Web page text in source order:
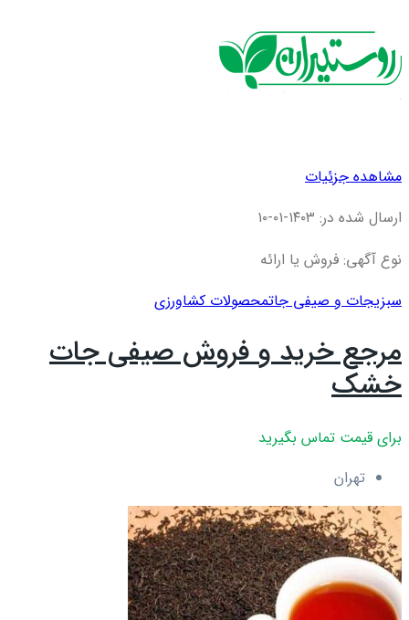
مشاهده جزئیات
ارسال شده در: ۱۴۰۳-۰۱-۱۰
نوع آگهی: فروش یا ارائه
سبزیجات و صیفی جاتمحصولات کشاورزی
مرجع خرید و فروش صیفی جات
خشک
برای قیمت تماس بگیرید
تهران